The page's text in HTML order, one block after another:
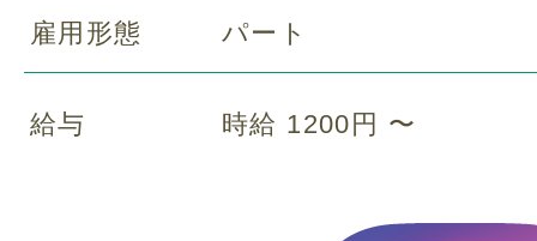
雇用形態 パート
給与 時給 1200円 〜